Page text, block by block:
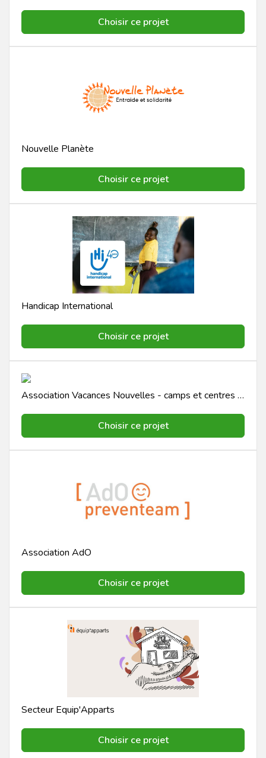
Choisir ce projet
Nouvelle Planète
Choisir ce projet
Handicap International
Choisir ce projet
Association Vacances Nouvelles - camps et centres aérés
Choisir ce projet
Association AdO
Choisir ce projet
Secteur Equip'Apparts
Choisir ce projet